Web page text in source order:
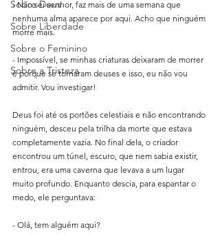
Sobre Deus
Sobre Liberdade
Sobre o Feminino
Sobre a Tristeza
- Não sei senhor, faz mais de uma semana que
nenhuma alma aparece por aqui. Acho que ninguém
morre mais.
- Impossível, se minhas criaturas deixaram de morrer
é porque se tornaram deuses e isso, eu não vou
admitir. Vou investigar!
Deus foi até os portões celestiais e não encontrando
ninguém, desceu pela trilha da morte que estava
completamente vazia. No final dela, o criador
encontrou um túnel, escuro, que nem sabia existir,
entrou, era uma caverna que levava a um lugar
muito profundo. Enquanto descia, para espantar o
medo, ele perguntava:
- Olá, tem alguém aqui?